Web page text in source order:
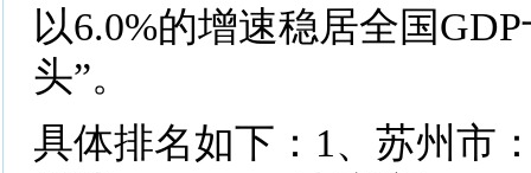
以6.0%的增速稳居全国
头”。
具体排名如下：1、苏州市